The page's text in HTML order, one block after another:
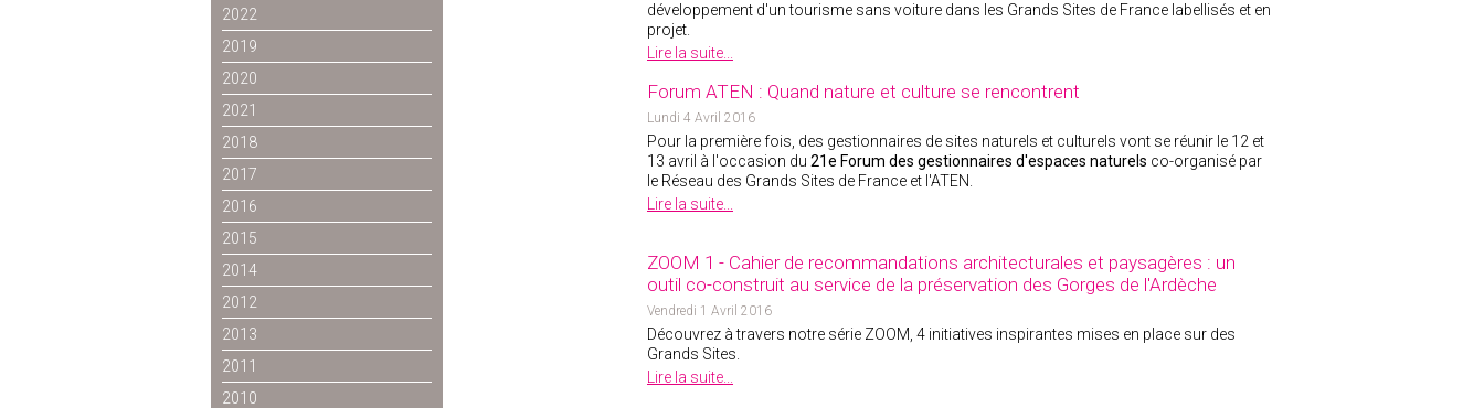
2022
2019
2020
2021
2018
2017
2016
2015
2014
2012
2013
2011
2010
développement d'un tourisme sans voiture dans les Grands Sites de France labellisés et en
projet.
Lire la suite...
Forum ATEN : Quand nature et culture se rencontrent
Lundi 4 Avril 2016
Pour la première fois, des gestionnaires de sites naturels et culturels vont se réunir le 12 et
13 avril à l'occasion du 21e Forum des gestionnaires d'espaces naturels co-organisé par
le Réseau des Grands Sites de France et l'ATEN.
Lire la suite...
ZOOM 1 - Cahier de recommandations architecturales et paysagères : un
outil co-construit au service de la préservation des Gorges de l'Ardèche
Vendredi 1 Avril 2016
Découvrez à travers notre série ZOOM, 4 initiatives inspirantes mises en place sur des
Grands Sites.
Lire la suite...